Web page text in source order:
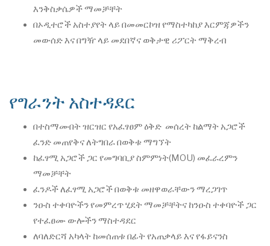
እንቅስቃሴዎች ማመቻቸት
በኦዲተሮች አስተያየት ላይ በመመርኮዝ የማስተካከያ እርምጃዎችን
መውሰድ እና በግዥ ላይ መደበኛና ወቅታዊ ሪፖርት ማቅረብ
የግራንት አስተዳደር
በተስማሙበት ዝርዝር የአፈፃፀም ዕቅድ መሰረት ከልማት አጋሮች
ፈንድ መጠየቅና ለትግበራ በወቅቱ ማግኘት
ከፈፃሚ አጋሮች ጋር የመግባቢያ ስምምነት(MOU) መፈራረምን
ማመቻቸት
ፈንዶች ለፈፃሚ አጋሮች በወቅቱ መዘዋወራቸውን ማረጋገጥ
ንዑስ ተቀባዮችን የመምረጥ ሂደት ማመቻቸትና ከንዑስ ተቀባዮች ጋር
የተፈፀሙ ውሎችን ማስተዳደር
ለባለድርሻ አካላት ከመሰጠቱ በፊት የአጠቃላይ እና የፋይናንስ